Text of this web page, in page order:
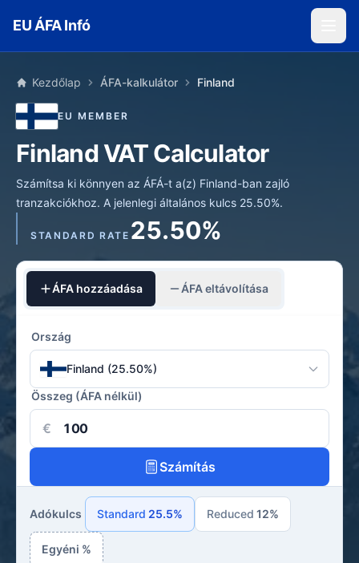
EU ÁFA Infó
Kezdőlap ÁFA-kalkulátor Finland
EU MEMBER
Finland VAT Calculator
Számítsa ki könnyen az ÁFÁ-t a(z) Finland-ban zajló
tranzakciókhoz. A jelenlegi általános kulcs 25.50%.
STANDARD RATE 25.50%
ÁFA hozzáadása ÁFA eltávolítása
Ország
Finland (25.50%)
Összeg (ÁFA nélkül)
€
Számítás
Adókulcs Standard 25.5% Reduced 12%
Egyéni %